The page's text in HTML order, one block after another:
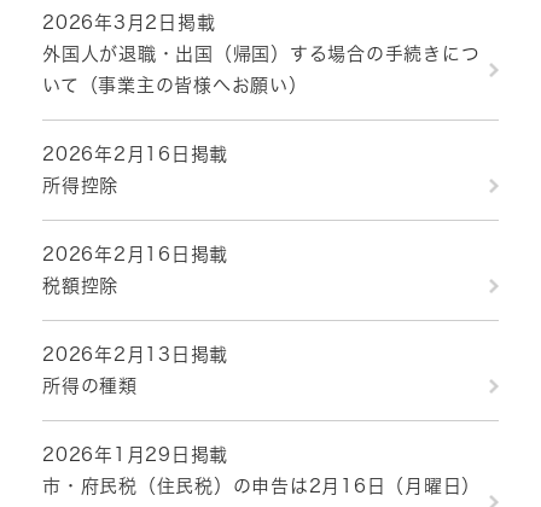
2026年3月2日掲載
外国人が退職・出国（帰国）する場合の手続きにつ
いて（事業主の皆様へお願い）
2026年2月16日掲載
所得控除
2026年2月16日掲載
税額控除
2026年2月13日掲載
所得の種類
2026年1月29日掲載
市・府民税（住民税）の申告は2月16日（月曜日）